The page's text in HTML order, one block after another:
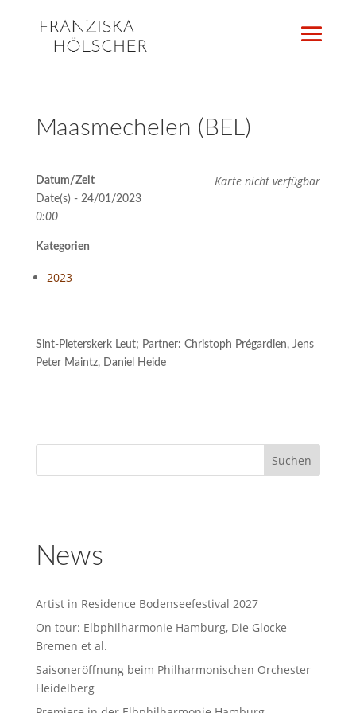
Maasmechelen (BEL)
Karte nicht verfügbar
Datum/Zeit
Date(s) - 24/01/2023
0:00
Kategorien
2023
Sint-Pieterskerk Leut; Partner: Christoph Prégardien, Jens
Peter Maintz, Daniel Heide
News
Artist in Residence Bodenseefestival 2027
On tour: Elbphilharmonie Hamburg, Die Glocke
Bremen et al.
Saisoneröffnung beim Philharmonischen Orchester
Heidelberg